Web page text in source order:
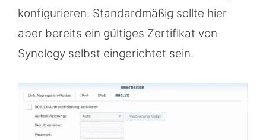
konfigurieren. Standardmäßig sollte hier
aber bereits ein gültiges Zertifikat von
Synology selbst eingerichtet sein.